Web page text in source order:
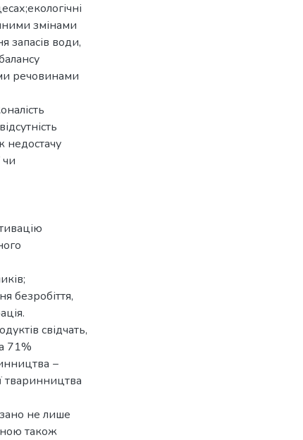
змінами
запасів води,
речовинами
недостачу
чи
безробіття,
свідчать,
71%
−
тваринництва
не лише
також